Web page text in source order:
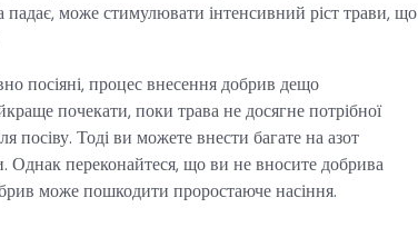
падає, може стимулювати інтенсивний ріст трави, що
посіяні, процес внесення добрив дещо
почекати, поки трава не досягне потрібної
посіву. Тоді ви можете внести багате на азот
Однак переконайтеся, що ви не вносите добрива
може пошкодити проростаюче насіння.